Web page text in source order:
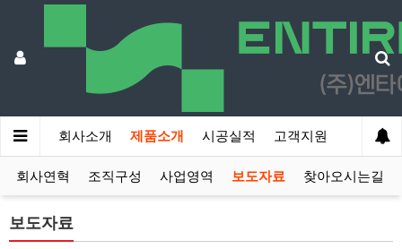
회사소개 제품소개 시공실적 고객지원
회사연혁 조직구성 사업영역 보도자료 찾아오시는길
보도자료